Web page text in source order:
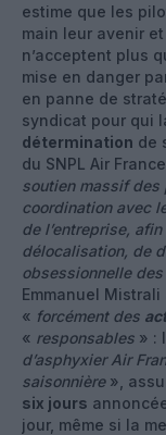
estime que les
main leur avenir
n’acceptent plus
mise en danger
en panne de
syndicat pour qui
détermination de
du SNPL Air
soutien massif des
coordination avec
de l’entreprise,
délocalisation, de
obsessionnelle
Emmanuel
« forcément des
« responsables » :
d’asphyxier Air
saisonnière»,
six jours
jour, même si la